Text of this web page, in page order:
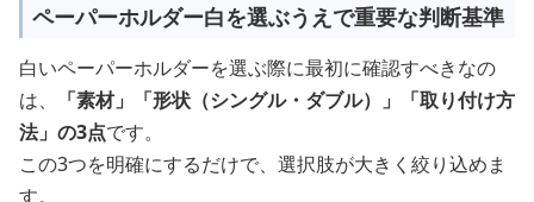
ペーパーホルダー白を選ぶうえで重要な判断基準
白いペーパーホルダーを選ぶ際に最初に確認すべきなの
は、
「素材」「形状（シングル・ダブル）」「取り付け方
法」の3点です。
この3つを明確にするだけで、選択肢が大きく絞り込めま
す。